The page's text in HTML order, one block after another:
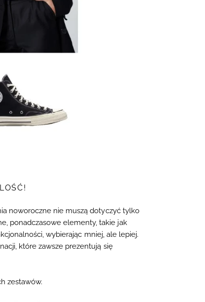
noworoczne nie muszą dotyczyć tylko
ponadczasowe elementy, takie jak
wybierając mniej, ale lepiej.
które zawsze prezentują się
zestawów.